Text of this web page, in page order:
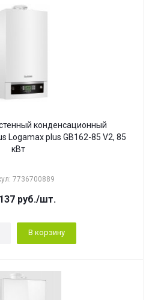
конденсационный
Logamax plus GB162-85 V2, 85
кВт
7736700889
руб./шт.
В корзину